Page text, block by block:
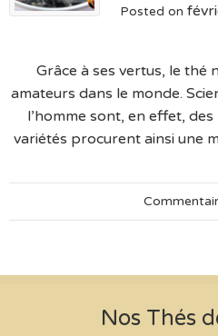
Posted on
Grâce à ses vertus, le
amateurs dans le monde.
l’homme sont, en effet,
variétés procurent ainsi une
Nos Thés